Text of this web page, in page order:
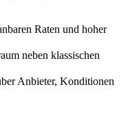
Raten und hoher
neben klassischen
Anbieter, Konditionen